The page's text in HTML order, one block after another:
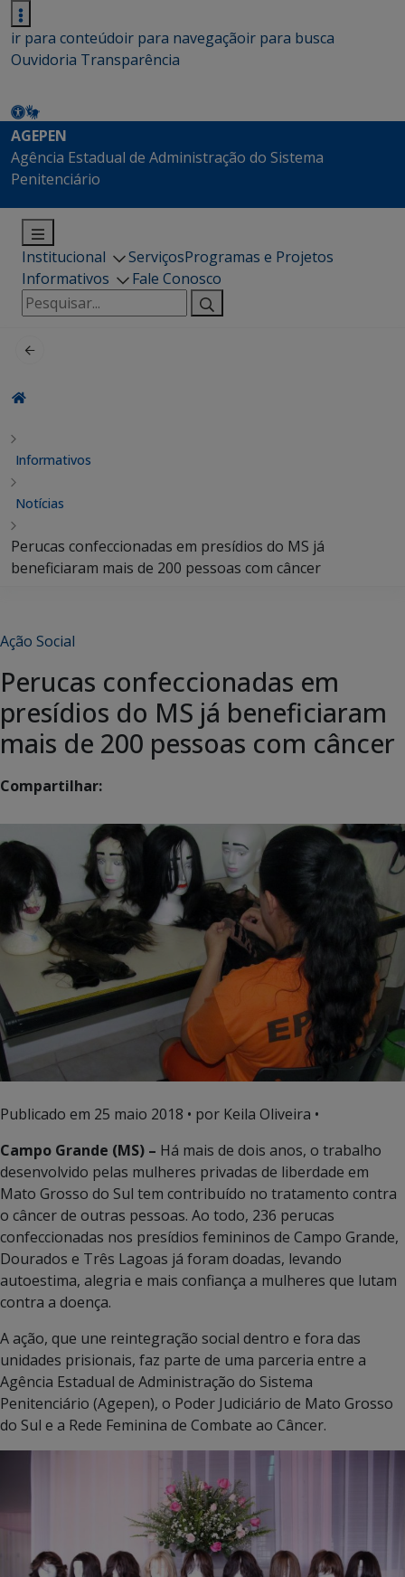
ir para conteúdoir para navegaçãoir para busca
Ouvidoria Transparência
AGEPEN
Agência Estadual de Administração do Sistema
Penitenciário
Institucional ServiçosProgramas e Projetos
Informativos
Fale Conosco
Pesquisar
por:
Informativos
Notícias
Perucas confeccionadas em presídios do MS já
beneficiaram mais de 200 pessoas com câncer
Ação Social
Perucas confeccionadas em
presídios do MS já beneficiaram
mais de 200 pessoas com câncer
Compartilhar:
Publicado em 25 maio 2018 • por Keila Oliveira •
Campo Grande (MS) – Há mais de dois anos, o trabalho
desenvolvido pelas mulheres privadas de liberdade em
Mato Grosso do Sul tem contribuído no tratamento contra
o câncer de outras pessoas. Ao todo, 236 perucas
confeccionadas nos presídios femininos de Campo Grande,
Dourados e Três Lagoas já foram doadas, levando
autoestima, alegria e mais confiança a mulheres que lutam
contra a doença.
A ação, que une reintegração social dentro e fora das
unidades prisionais, faz parte de uma parceria entre a
Agência Estadual de Administração do Sistema
Penitenciário (Agepen), o Poder Judiciário de Mato Grosso
do Sul e a Rede Feminina de Combate ao Câncer.